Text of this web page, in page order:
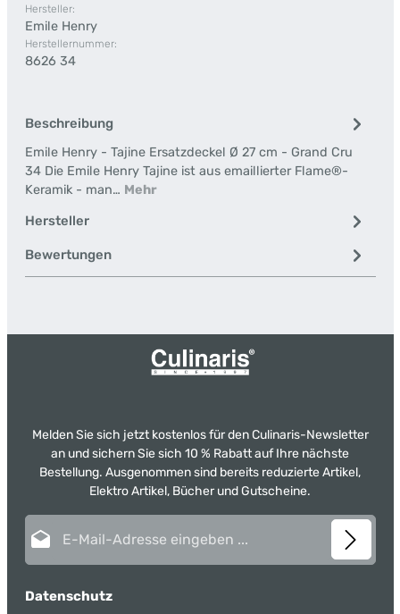
Hersteller:
Emile Henry
Herstellernummer:
8626 34
Beschreibung
Emile Henry - Tajine Ersatzdeckel Ø 27 cm - Grand Cru
34 Die Emile Henry Tajine ist aus emaillierter Flame®-
Keramik - man… Mehr
Hersteller
Bewertungen
Melden Sie sich jetzt kostenlos für den Culinaris-Newsletter
an und sichern Sie sich 10 % Rabatt auf Ihre nächste
Bestellung. Ausgenommen sind bereits reduzierte Artikel,
Elektro Artikel, Bücher und Gutscheine.
Datenschutz